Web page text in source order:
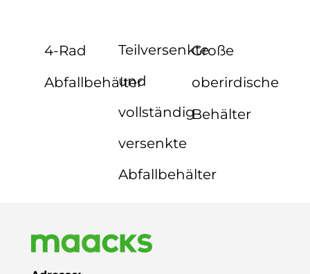
4-Rad
Abfallbehälter
Teilversenkte
und
vollständig
versenkte
Abfallbehälter
Große
oberirdische
Behälter